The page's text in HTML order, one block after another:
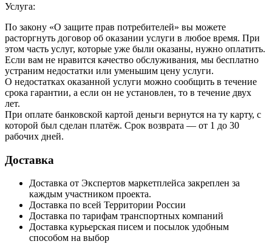
Услуга:
По закону «О защите прав потребителей» вы можете
расторгнуть договор об оказании услуги в любое время. При
этом часть услуг, которые уже были оказаны, нужно оплатить.
Если вам не нравится качество обслуживания, мы бесплатно
устраним недостатки или уменьшим цену услуги.
О недостатках оказанной услуги можно сообщить в течение
срока гарантии, а если он не установлен, то в течение двух
лет.
При оплате банковской картой деньги вернутся на ту карту, с
которой был сделан платёж. Срок возврата — от 1 до 30
рабочих дней.
Доставка
Доставка от Экспертов маркетплейса закреплен за
каждым участником проекта.
Доставка по всей Территории России
Доставка по тарифам транспортных компаний
Доставка курьерская писем и посылок удобным
способом на выбор